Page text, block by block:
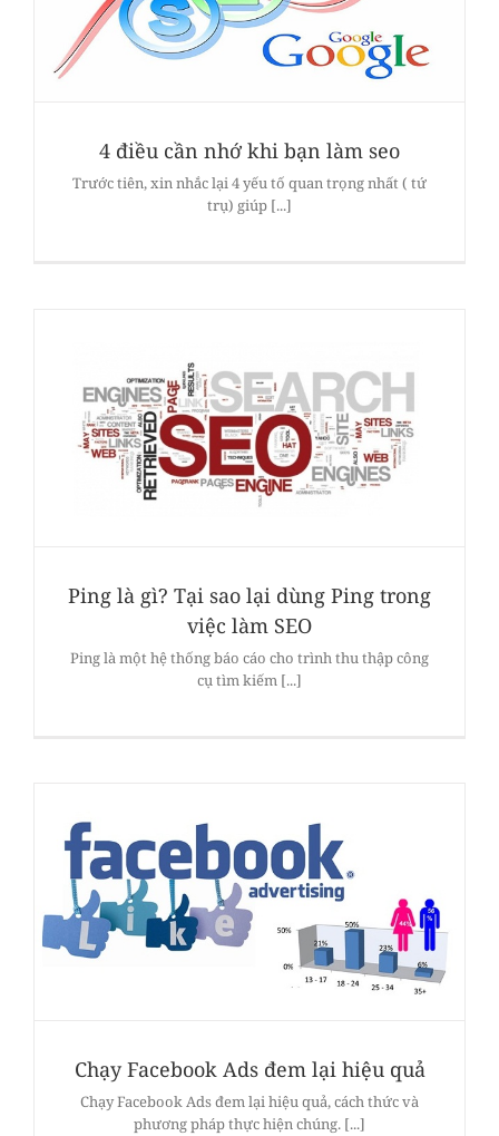
4 điều cần nhớ khi bạn làm seo
Trước tiên, xin nhắc lại 4 yếu tố quan trọng nhất ( tứ
trụ) giúp [...]
Ping là gì? Tại sao lại dùng Ping trong
việc làm SEO
Ping là một hệ thống báo cáo cho trình thu thập công
cụ tìm kiếm [...]
Chạy Facebook Ads đem lại hiệu quả
Chạy Facebook Ads đem lại hiệu quả, cách thức và
phương pháp thực hiện chúng. [...]